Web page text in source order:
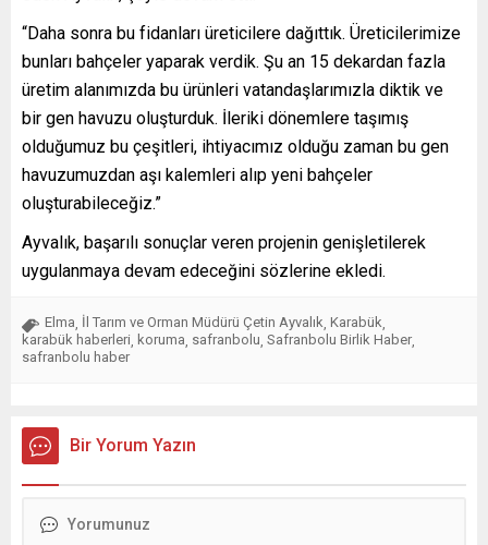
“Daha sonra bu fidanları üreticilere dağıttık. Üreticilerimize
bunları bahçeler yaparak verdik. Şu an 15 dekardan fazla
üretim alanımızda bu ürünleri vatandaşlarımızla diktik ve
bir gen havuzu oluşturduk. İleriki dönemlere taşımış
olduğumuz bu çeşitleri, ihtiyacımız olduğu zaman bu gen
havuzumuzdan aşı kalemleri alıp yeni bahçeler
oluşturabileceğiz.”
Ayvalık, başarılı sonuçlar veren projenin genişletilerek
uygulanmaya devam edeceğini sözlerine ekledi.
Elma İl Tarım ve Orman Müdürü Çetin Ayvalık Karabük
karabük haberleri koruma safranbolu Safranbolu Birlik Haber
safranbolu haber
Bir Yorum Yazın